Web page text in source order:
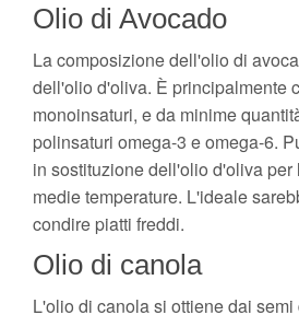
Olio di Avocado
La composizione dell'olio di
dell'olio d'oliva. È principalmente
monoinsaturi, e da minime
polinsaturi omega-3 e omega-6.
in sostituzione dell'olio d'oliva per
medie temperature. L'ideale
condire piatti freddi.
Olio di canola
L'olio di canola si ottiene dai